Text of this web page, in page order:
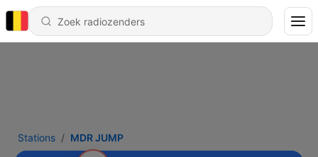
Stations MDR JUMP